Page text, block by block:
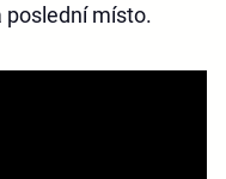
poslední místo.